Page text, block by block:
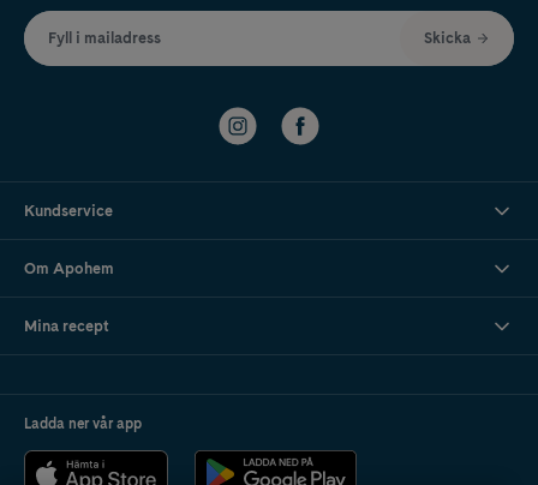
Fyll i mailadress Skicka
Kundservice
Om Apohem
Mina recept
Ladda ner vår app